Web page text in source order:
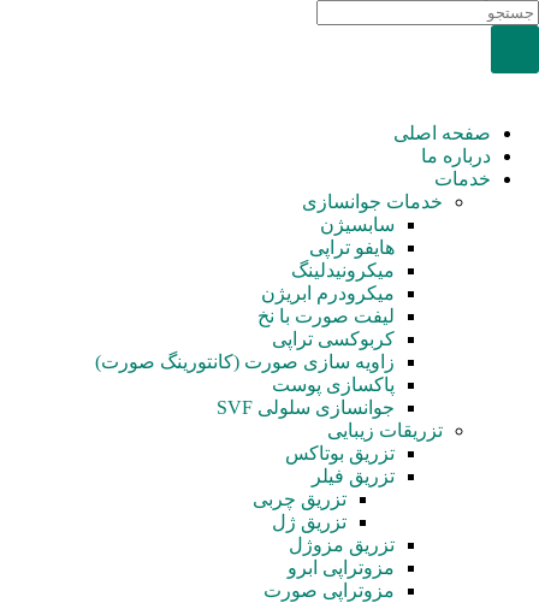
صفحه اصلی
درباره ما
خدمات
خدمات جوانسازی
سابسیژن
هایفو تراپی
میکرونیدلینگ
میکرودرم ابریژن
لیفت صورت با نخ
کربوکسی تراپی
زاویه سازی صورت (کانتورینگ صورت)
پاکسازی پوست
جوانسازی سلولی SVF
تزریقات زیبایی
تزریق بوتاکس
تزریق فیلر
تزریق چربی
تزریق ژل
تزریق مزوژل
مزوتراپی ابرو
مزوتراپی صورت